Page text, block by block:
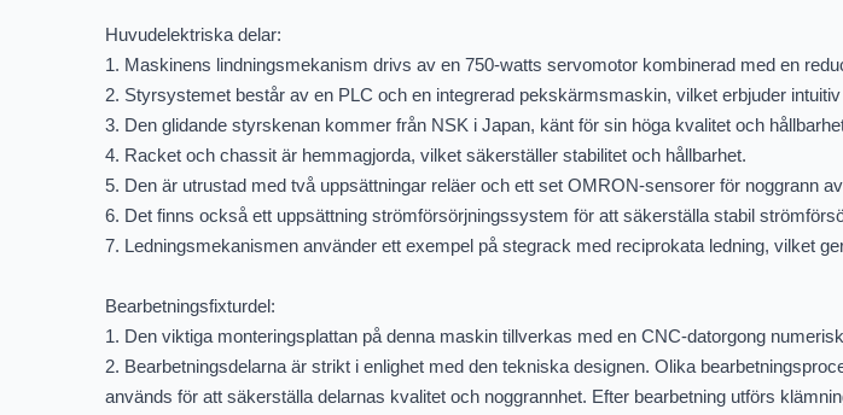
Huvudelektriska delar:
1. Maskinens lindningsmekanism drivs av en 750-watts servomotor kombinerad med en
2. Styrsystemet består av en PLC och en integrerad pekskärmsmaskin, vilket erbjuder
3. Den glidande styrskenan kommer från NSK i Japan, känt för sin höga kvalitet och
4. Racket och chassit är hemmagjorda, vilket säkerställer stabilitet och hållbarhet.
5. Den är utrustad med två uppsättningar reläer och ett set OMRON-sensorer för noggrann
6. Det finns också ett uppsättning strömförsörjningssystem för att säkerställa stabil
7. Ledningsmekanismen använder ett exempel på stegrack med reciprokata ledning, vilket
Bearbetningsfixturdel:
1. Den viktiga monteringsplattan på denna maskin tillverkas med en CNC-datorgong
2. Bearbetningsdelarna är strikt i enlighet med den tekniska designen. Olika
används för att säkerställa delarnas kvalitet och noggrannhet. Efter bearbetning utförs